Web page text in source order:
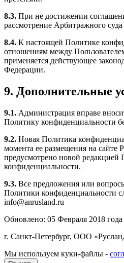
8.3. При не достижении
рассмотрение Арбитражного суда
8.4. К настоящей Политике
отношениям между
применяется действующее
Федерации.
9. Дополнительные
9.1. Администрация вправе
Политику конфиденциальности
9.2. Новая Политика
момента ее размещения на сайте
предусмотрено новой редакцией
конфиденциальности.
9.3. Все предложения или
Политики конфиденциальности
info@anrusland.ru
Обновлено: 05 Февраля 2018 года
г. Санкт-Петербург, ООО
Мы используем куки-файлы -